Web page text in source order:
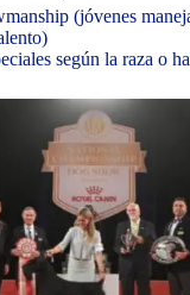
(jóvenes
según la raza o